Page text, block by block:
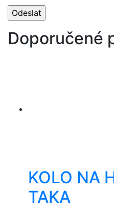
Doporučené
KOLO NA
TAKA